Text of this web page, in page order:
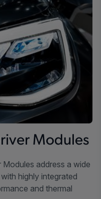
Modules
Modules address a wide
highly integrated
and thermal